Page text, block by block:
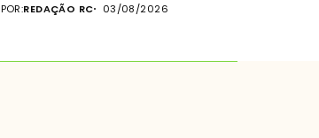
POR:REDAÇÃO RC 03/08/2026